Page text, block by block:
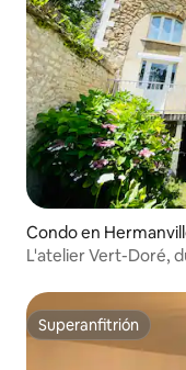
Condo en
L'atelier Vert-Doré,
Superanfitrión
Superanfitrión